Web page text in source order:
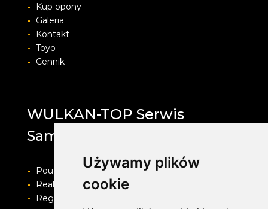
Używamy plików
cookie
-
Kup opony
-
Galeria
-
Kontakt
- Toyo
-
Cennik
WULKAN-TOP Serwis
Samochodowy
-
Pouczenie o prawie do odstapienia od umowy
-
Realizacja zamówienia i formy płatności
-
Regulamin i Polityka prywatności